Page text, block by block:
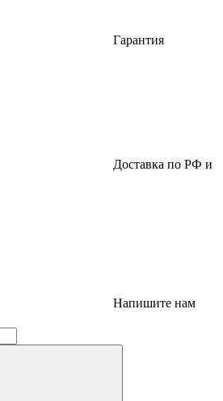
Гарантия
Доставка по РФ и
Напишите нам